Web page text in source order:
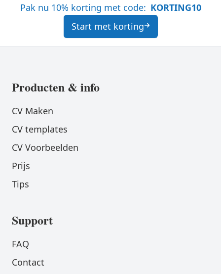
Pak nu 10% korting met code: KORTING10
Start met korting
Producten & info
CV Maken
CV templates
CV Voorbeelden
Prijs
Tips
Support
FAQ
Contact